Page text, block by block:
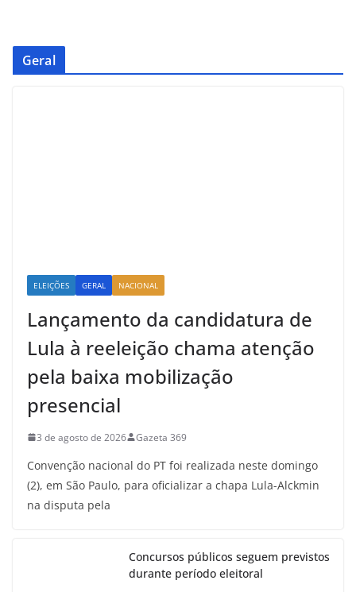
Geral
ELEIÇÕES GERAL NACIONAL
Lançamento da candidatura de
Lula à reeleição chama atenção
pela baixa mobilização
presencial
3 de agosto de 2026 Gazeta 369
Convenção nacional do PT foi realizada neste domingo
(2), em São Paulo, para oficializar a chapa Lula-Alckmin
na disputa pela
Concursos públicos seguem previstos
durante período eleitoral